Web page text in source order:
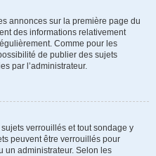
annonces sur la première page du
des informations relativement
Comme pour les
de publier des sujets
par l’administrateur.
verrouillés et tout sondage y
peuvent être verrouillés pour
un administrateur. Selon les